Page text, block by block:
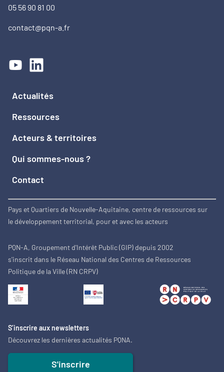
05 56 90 81 00
contact@pqn-a.fr
Actualités
Ressources
Acteurs & territoires
Qui sommes-nous ?
Contact
Pays et Quartiers de Nouvelle-Aquitaine, centre de ressources sur
le développement territorial, pour et avec les acteurs
PQN-A, Groupement d'Intérêt Public (GIP) depuis 2002
s'inscrit dans le Réseau National des Centres de Ressources
Politique de la Ville (RN CRPV)
S’inscrire aux newsletters
Découvrez les dernières actualités PQNA.
S'inscrire